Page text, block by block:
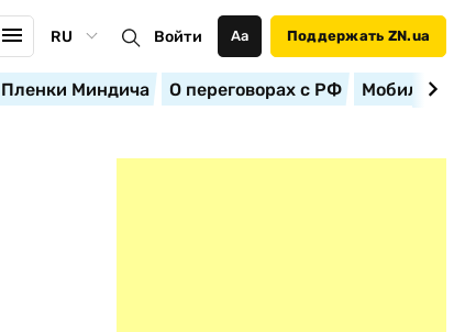
RU Войти Аа Поддержать ZN.ua
Пленки Миндича О переговорах с РФ